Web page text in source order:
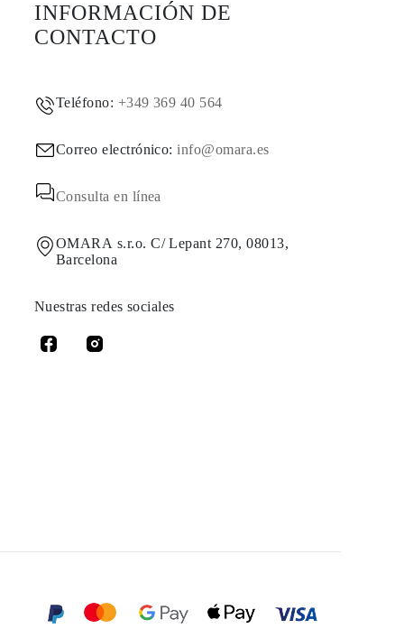
INFORMACIÓN DE
CONTACTO
Teléfono: +349 369 40 564
Correo electrónico:info@omara.es
Consulta en línea
OMARA s.r.o. C/ Lepant 270, 08013,
Barcelona
Nuestras redes sociales